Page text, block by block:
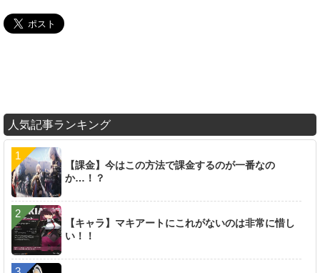
人気記事ランキング
【課金】今はこの方法で課金するのが一番なの
か…！？
【キャラ】マキアートにこれがないのは非常に惜し
い！！